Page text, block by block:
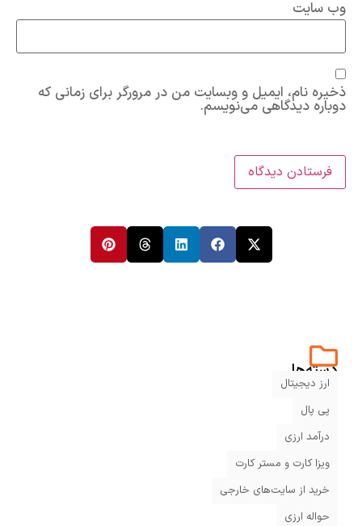
وب‌ سایت
ذخیره نام، ایمیل و وبسایت من در مرورگر برای زمانی که
دوباره دیدگاهی می‌نویسم.
دسته‌ها
ارز دیجیتال
پی پال
درآمد ارزی
ویزا کارت و مستر کارت
خرید از سایت‌های خارجی
حواله ارزی